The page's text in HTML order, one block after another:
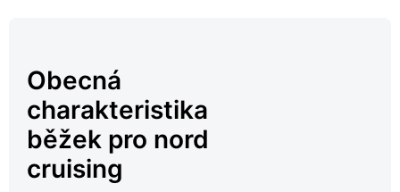
Obecná
charakteristika
běžek pro nord
cruising